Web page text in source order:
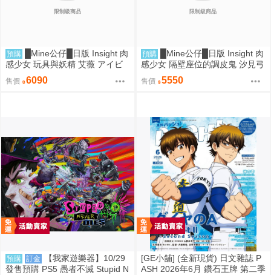
限制級商品
預購
█Mine公仔█日版 Insight 肉
感少女 玩具與妖精 艾薇 アイビ
ー 1/1 PMMA D9261
售價 6090
限制級商品
預購
█Mine公仔█日版 Insight 肉
感少女 隔壁座位的調皮鬼 汐見弓
良 1/6 PMMA D9260
售價 5550
預購 訂金
【我家遊樂器】10/29
發售預購 PS5 愚者不滅 Stupid N
[GE小舖] (全新現貨) 日文雜誌 P
ASH 2026年6月 鑽石王牌 第二季